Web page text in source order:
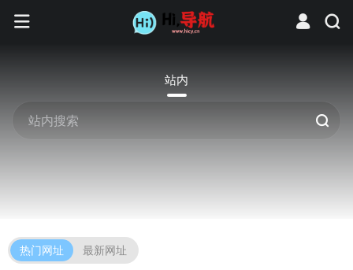
站内
热门网址 最新网址